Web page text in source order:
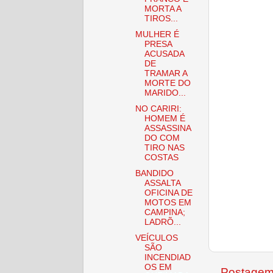
MORTA A
TIROS...
MULHER É
PRESA
ACUSADA
DE
TRAMAR A
MORTE DO
MARIDO...
NO CARIRI:
HOMEM É
ASSASSINA
DO COM
TIRO NAS
COSTAS
BANDIDO
ASSALTA
OFICINA DE
MOTOS EM
CAMPINA;
LADRÕ...
VEÍCULOS
SÃO
INCENDIAD
OS EM